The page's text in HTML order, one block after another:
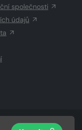
společnosti
údajů
a.s.a dodavatelé